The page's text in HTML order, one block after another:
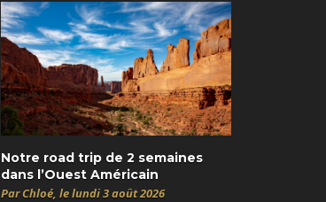
Notre road trip de 2 semaines
dans l’Ouest Américain
Par Chloé, le lundi 3 août 2026